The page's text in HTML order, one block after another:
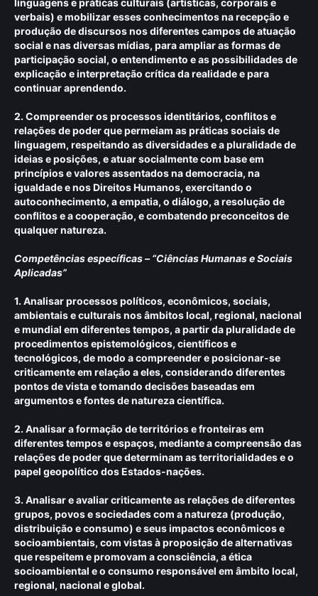
linguagens e práticas culturais (artísticas, corporais e
verbais) e mobilizar esses conhecimentos na recepção e
produção de discursos nos diferentes campos de atuação
social e nas diversas mídias, para ampliar as formas de
participação social, o entendimento e as possibilidades de
explicação e interpretação crítica da realidade e para
continuar aprendendo.
2. Compreender os processos identitários, conflitos e
relações de poder que permeiam as práticas sociais de
linguagem, respeitando as diversidades e a pluralidade de
ideias e posições, e atuar socialmente com base em
princípios e valores assentados na democracia, na
igualdade e nos Direitos Humanos, exercitando o
autoconhecimento, a empatia, o diálogo, a resolução de
conflitos e a cooperação, e combatendo preconceitos de
qualquer natureza.
Competências específicas – “Ciências Humanas e Sociais
Aplicadas”
1. Analisar processos políticos, econômicos, sociais,
ambientais e culturais nos âmbitos local, regional, nacional
e mundial em diferentes tempos, a partir da pluralidade de
procedimentos epistemológicos, científicos e
tecnológicos, de modo a compreender e posicionar-se
criticamente em relação a eles, considerando diferentes
pontos de vista e tomando decisões baseadas em
argumentos e fontes de natureza científica.
2. Analisar a formação de territórios e fronteiras em
diferentes tempos e espaços, mediante a compreensão das
relações de poder que determinam as territorialidades e o
papel geopolítico dos Estados-nações.
3. Analisar e avaliar criticamente as relações de diferentes
grupos, povos e sociedades com a natureza (produção,
distribuição e consumo) e seus impactos econômicos e
socioambientais, com vistas à proposição de alternativas
que respeitem e promovam a consciência, a ética
socioambiental e o consumo responsável em âmbito local,
regional, nacional e global.